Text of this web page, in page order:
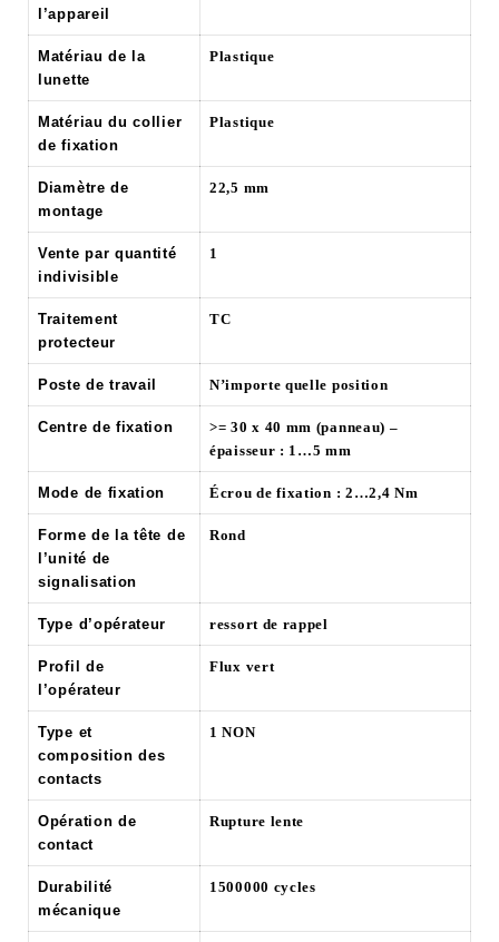
l’appareil
Matériau de la
lunette
Plastique
Matériau du collier
de fixation
Plastique
Diamètre de
montage
22,5 mm
Vente par quantité
indivisible
1
Traitement
protecteur
TC
Poste de travail N’importe quelle position
Centre de fixation
>= 30 x 40 mm (panneau) –
épaisseur : 1…5 mm
Mode de fixation Écrou de fixation : 2…2,4 Nm
Forme de la tête de
l’unité de
signalisation
Rond
Type d’opérateur ressort de rappel
Profil de
l’opérateur
Flux vert
Type et
composition des
contacts
1 NON
Opération de
contact
Rupture lente
Durabilité
mécanique
1500000 cycles